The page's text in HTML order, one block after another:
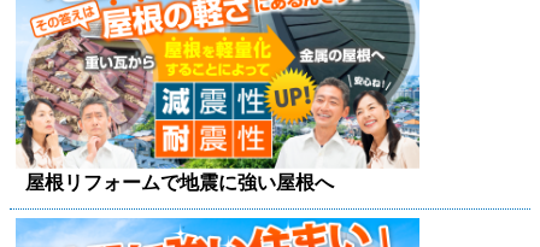
屋根リフォームで地震に強い屋根へ